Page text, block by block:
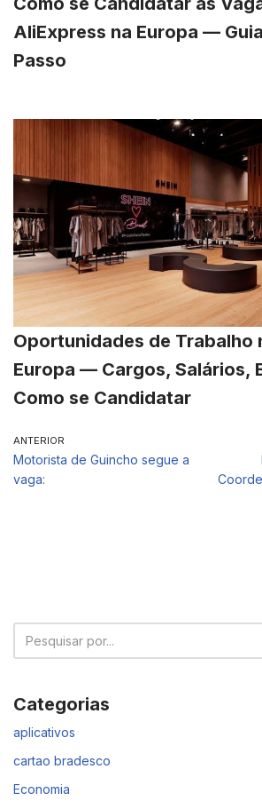
AliExpress na Europa —
Passo
Oportunidades de Trabalho
Europa — Cargos, Salários,
Como se Candidatar
ANTERIOR
Motorista de Guincho segue a
vaga:
Categorias
aplicativos
cartao bradesco
Economia